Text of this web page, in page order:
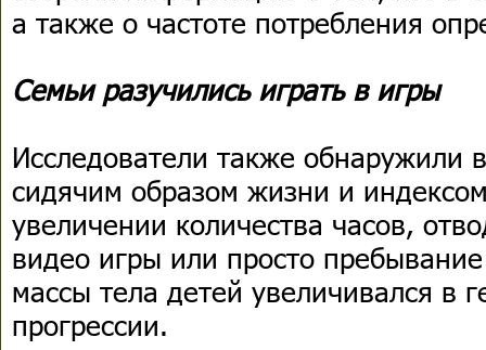
а также о частоте потребления
Семьи разучились играть в игры
Исследователи также обнаружили
сидячим образом жизни и
увеличении количества часов,
видео игры или просто
массы тела детей увеличивался в
прогрессии.